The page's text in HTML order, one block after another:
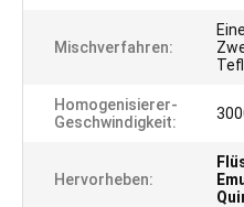
Mischverfahren:
Homogenisierer-
Geschwindigkeit:
Hervorheben: